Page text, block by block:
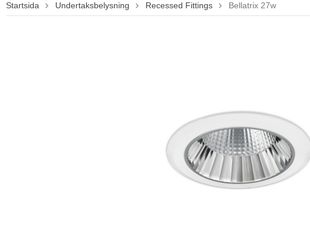
Startsida Undertaksbelysning Recessed Fittings Bellatrix 27w